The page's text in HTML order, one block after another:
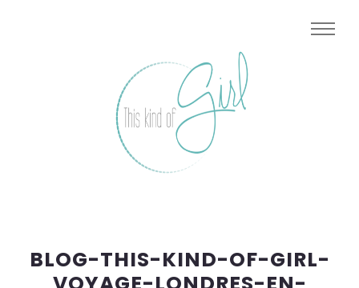
BLOG-THIS-KIND-OF-GIRL-